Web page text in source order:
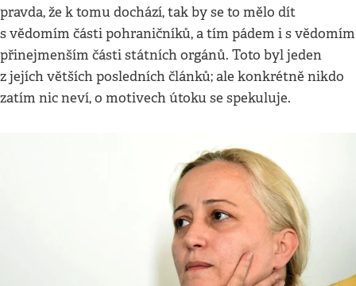
pravda, že k tomu dochází, tak by se to mělo dít
s vědomím části pohraničníků, a tím pádem i s vědomím
přinejmenším části státních orgánů. Toto byl jeden
z jejích větších posledních článků; ale konkrétně nikdo
zatím nic neví, o motivech útoku se spekuluje.